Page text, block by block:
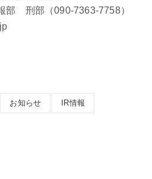
部 刑部（090-7363-7758）
お知らせ IR情報